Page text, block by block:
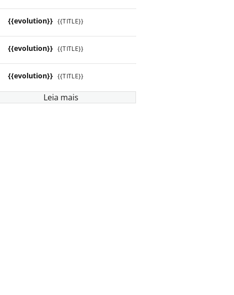
{{evolution}} {{TITLE}}
{{evolution}} {{TITLE}}
{{evolution}} {{TITLE}}
Leia mais